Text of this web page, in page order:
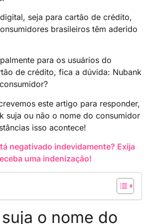
seja para cartão de crédito,
brasileiros têm aderido
para os usuários do
de crédito, fica a dúvida: Nubank
este artigo para responder,
suja ou não o nome do consumidor
isso acontece!
negativado indevidamente? Exija
uma indenização!
o nome do